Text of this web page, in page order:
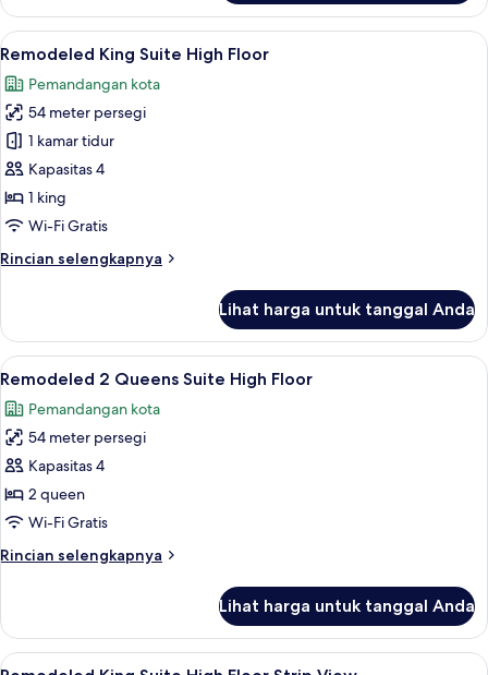
Remodeled
Queens
Lihat
semua
foto
untuk
Remodeled
King
Suite
High
Seprai premium, bantalan ekstra
8
Remodeled King Suite High Floor
Pemandangan kota
54 meter persegi
1 kamar tidur
Kapasitas 4
1 king
Wi-Fi Gratis
Rincian selengkapnya
Rincian
Remodeled
King
Suite
Floor
Lihat harga untuk tanggal Anda
Lihat
semua
foto
untuk
Remodeled
2
Queens
High
Seprai premium, bantalan ekstra
7
Remodeled 2 Queens Suite High Floor
Pemandangan kota
54 meter persegi
Kapasitas 4
2 queen
Wi-Fi Gratis
Rincian selengkapnya
Rincian
Remodeled
Lihat harga untuk tanggal Anda
Lihat Seprai premium, bantalan ekstra